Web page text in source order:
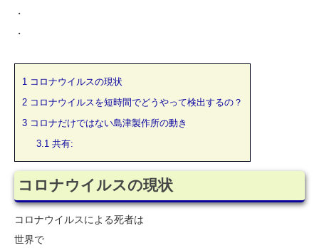
・
・
1 コロナウイルスの現状
2 コロナウイルスを短時間でどうやって検出するの？
3 コロナだけではない島津製作所の動き
3.1共有:
コロナウイルスの現状
コロナウイルスによる死者は
世界で